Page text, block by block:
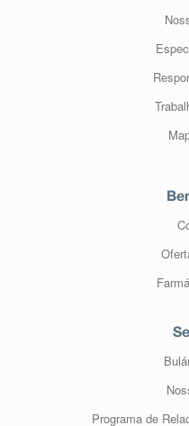
Programa de